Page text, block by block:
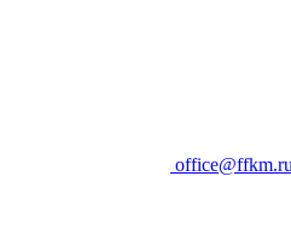
office@ffkm.ru